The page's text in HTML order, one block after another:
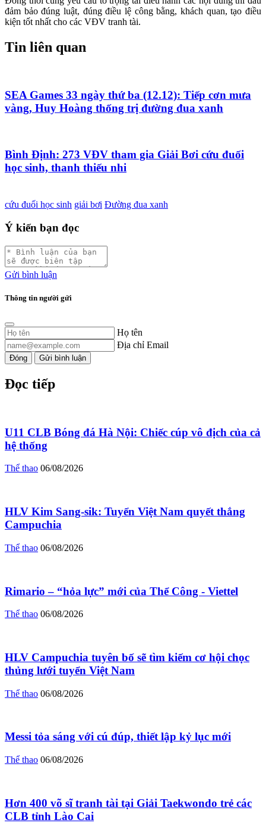
đảm bảo đúng luật, đúng điều lệ công bằng, khách quan, tạo điều
kiện tốt nhất cho các VĐV tranh tài.
Tin liên quan
SEA Games 33 ngày thứ ba (12.12): Tiếp cơn mưa
vàng, Huy Hoàng thống trị đường đua xanh
Bình Định: 273 VĐV tham gia Giải Bơi cứu đuối
học sinh, thanh thiếu nhi
cứu đuối học sinh giải bơi Đường đua xanh
Ý kiến bạn đọc
Gửi bình luận
Thông tin người gửi
Họ tên
Địa chỉ Email
Đóng Gửi bình luận
Đọc tiếp
U11 CLB Bóng đá Hà Nội: Chiếc cúp vô địch của cả
hệ thống
Thể thao 06/08/2026
HLV Kim Sang-sik: Tuyển Việt Nam quyết thắng
Campuchia
Thể thao 06/08/2026
Rimario – “hỏa lực” mới của Thể Công - Viettel
Thể thao 06/08/2026
HLV Campuchia tuyên bố sẽ tìm kiếm cơ hội chọc
thủng lưới tuyển Việt Nam
Thể thao 06/08/2026
Messi tỏa sáng với cú đúp, thiết lập kỷ lục mới
Thể thao 06/08/2026
Hơn 400 võ sĩ tranh tài tại Giải Taekwondo trẻ các
CLB tỉnh Lào Cai